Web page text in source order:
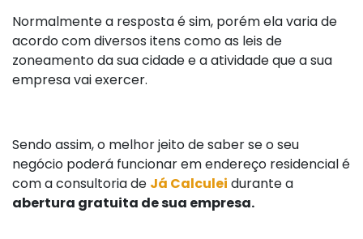
Normalmente a resposta é sim, porém ela varia de
acordo com diversos itens como as leis de
zoneamento da sua cidade e a atividade que a sua
empresa vai exercer.
Sendo assim, o melhor jeito de saber se o seu
negócio poderá funcionar em endereço residencial é
com a consultoria de Já Calculei durante a
abertura gratuita de sua empresa.